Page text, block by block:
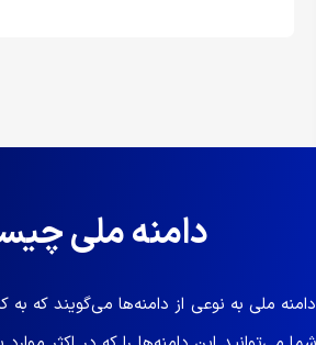
دامنه ملی
دامنه ملی به نوعی از دامنه‌ها می‌گویند که